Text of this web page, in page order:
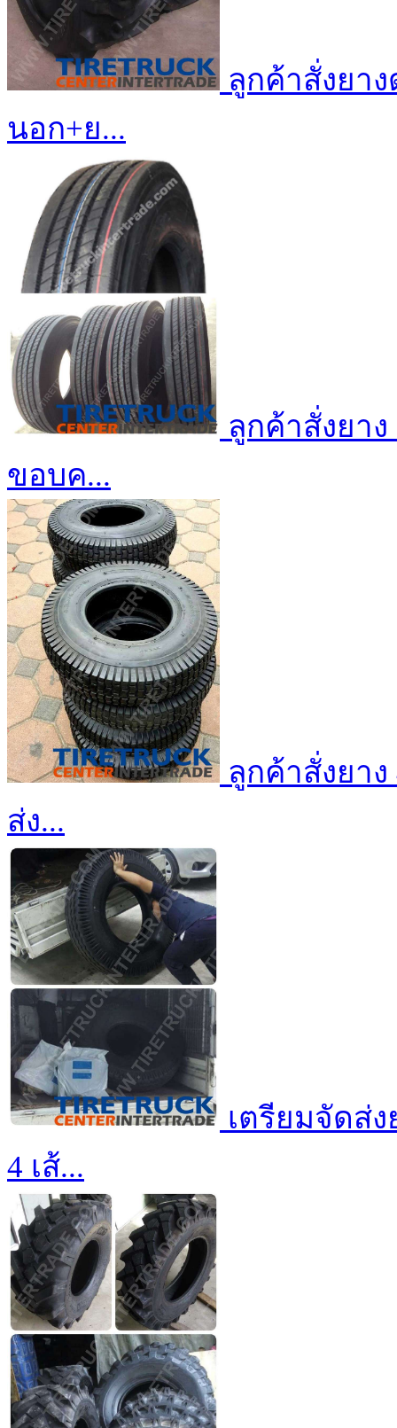
ลูกค้าสั่งยาง
นอก+ย...
ลูกค้าสั่งยาง
ขอบค...
ลูกค้าสั่งยาง
ส่ง...
เตรียมจัดส่ง
4 เส้...